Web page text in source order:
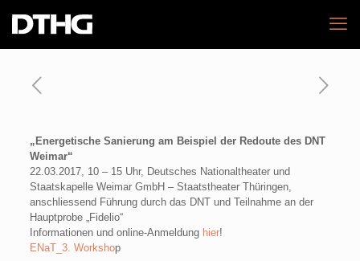
„Energetische Sanierung am Beispiel der Redoute des DNT
Weimar“
22.03.2017, 10 – 15 Uhr, Deutsches Nationaltheater und
Staatskapelle Weimar GmbH – Staatstheater Thüringen,
anschliessend Führung durch das DNT und Teilnahme an der
Hauptprobe „Fidelio“
Informationen und online-Anmeldung hier!
ENaT_3. Workshop